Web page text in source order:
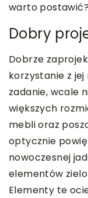
warto postawić?
Dobry
Dobrze
korzystanie z jej
zadanie, wcale
większych
mebli oraz
optycznie
nowoczesnej
elementów
Elementy te